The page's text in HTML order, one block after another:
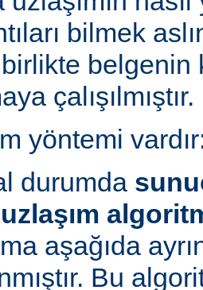
bilmek
belgenin
çalışılmıştır.
yöntemi
durumda
aşağıda
Bu